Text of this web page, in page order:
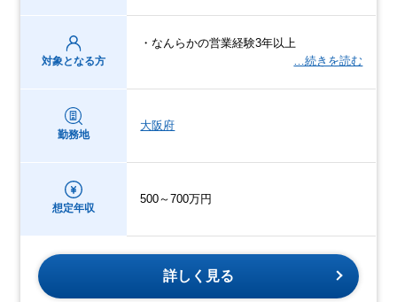
対象となる方
・なんらかの営業経験3年以上
…続きを読む
勤務地
大阪府
想定年収
500～700万円
詳しく見る